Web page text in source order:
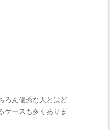
ろん優秀な人とはど
ケースも多くありま